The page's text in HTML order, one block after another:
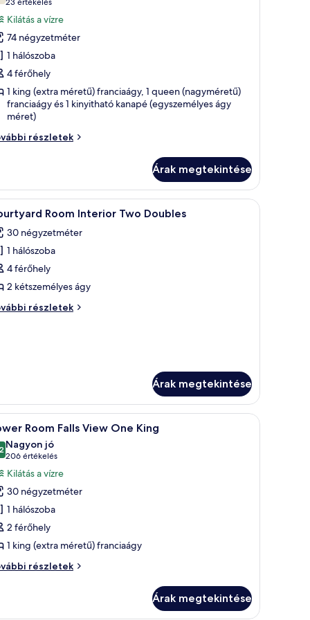
Premium
Two-
(23
értékelés)
Kilátás a vízre
74 négyzetméter
1 hálószoba
4 férőhely
1 king (extra méretű) franciaágy, 1 queen (nagyméretű)
franciaágy és 1 kinyitható kanapé (egyszemélyes ágy
méret)
részletek
Árak megtekintése
és párnákkal, egy éjjeliszekrény lámpával, és egy fafejű ágykeret.
Interior
Egy szállodai szoba két ággyal, íróasztallal,
5 Room Interior Two Doubles
30 négyzetméter
1 hálószoba
4 férőhely
2 kétszemélyes ágy
részletek
Árak megtekintése
székkel és kilátással egy vízesésre.
Falls
One
Egy szállodai szoba, amelyben egy nagy
4 Room Falls View One King
ből 8,2
Nagyon jó
206 értékelés
(206
értékelés)
Kilátás a vízre
30 négyzetméter
1 hálószoba
2 férőhely
1 king (extra méretű) franciaágy
részletek
Árak megtekintése